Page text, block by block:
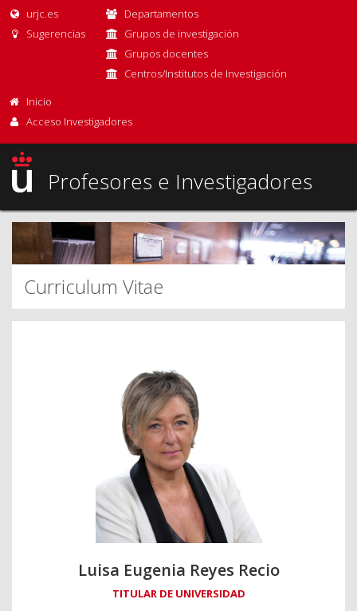
urjc.es
Sugerencias
Departamentos
Grupos de investigación
Grupos docentes
Centros/Institutos de Investigación
Inicio
Acceso Investigadores
Profesores e Investigadores
Curriculum Vitae
Luisa Eugenia Reyes Recio
TITULAR DE UNIVERSIDAD